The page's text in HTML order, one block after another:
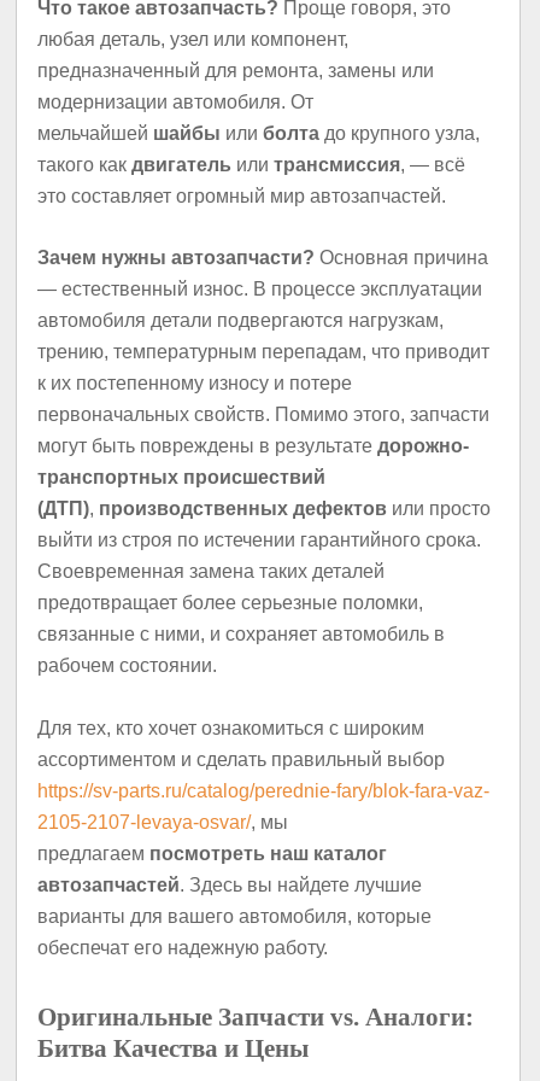
Что такое автозапчасть? Проще говоря, это
любая деталь, узел или компонент,
предназначенный для ремонта, замены или
модернизации автомобиля. От
мельчайшей шайбы илиболта до крупного узла,
такого какдвигатель илитрансмиссия, — всё
это составляет огромный мир автозапчастей.
Зачем нужны автозапчасти? Основная причина
— естественный износ. В процессе эксплуатации
автомобиля детали подвергаются нагрузкам,
трению, температурным перепадам, что приводит
к их постепенному износу и потере
первоначальных свойств. Помимо этого, запчасти
могут быть повреждены в результатедорожно-
транспортных происшествий
(ДТП), производственных дефектов или просто
выйти из строя по истечении гарантийного срока.
Своевременная замена таких деталей
предотвращает более серьезные поломки,
связанные с ними, и сохраняет автомобиль в
рабочем состоянии.
Для тех, кто хочет ознакомиться с широким
ассортиментом и сделать правильный выбор
https://sv-parts.ru/catalog/perednie-fary/blok-fara-vaz-
2105-2107-levaya-osvar/, мы
предлагаем посмотреть наш каталог
автозапчастей. Здесь вы найдете лучшие
варианты для вашего автомобиля, которые
обеспечат его надежную работу.
Оригинальные Запчасти vs. Аналоги:
Битва Качества и Цены